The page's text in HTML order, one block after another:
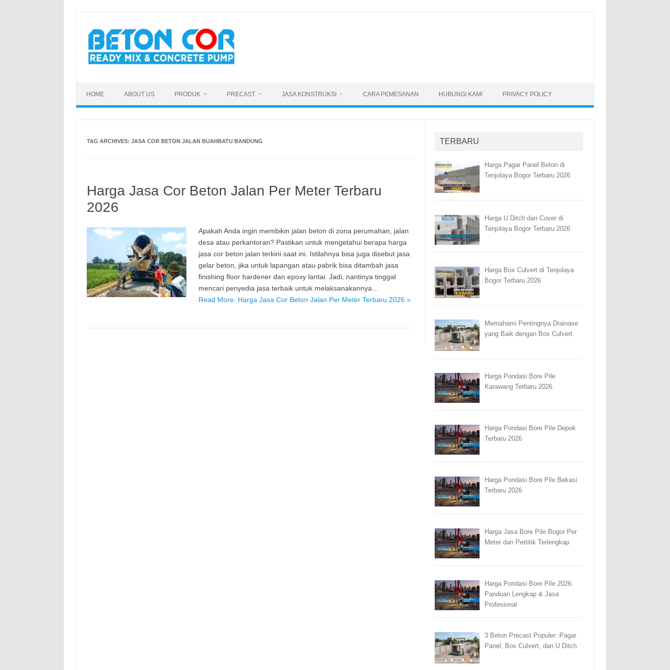
content
HOME ABOUT US PRODUK PRECAST JASA KONSTRUKSI CARA PEMESANAN HUBUNGI KAMI PRIVACY POLICY
TAG ARCHIVES: JASA COR BETON JALAN BUAHBATU BANDUNG
Harga Jasa Cor Beton Jalan Per Meter Terbaru
2026
Apakah Anda ingin membikin jalan beton di zona perumahan, jalan
desa atau perkantoran? Pastikan untuk mengetahui berapa harga
jasa cor beton jalan terkini saat ini. Istilahnya bisa juga disebut jasa
gelar beton, jika untuk lapangan atau pabrik bisa ditambah jasa
finishing floor hardener dan epoxy lantai. Jadi, nantinya tinggal
mencari penyedia jasa terbaik untuk melaksanakannya…
Read More: Harga Jasa Cor Beton Jalan Per Meter Terbaru 2026 »
TERBARU
Harga Pagar Panel Beton di
Tenjolaya Bogor Terbaru 2026
Harga U Ditch dan Cover di
Tenjolaya Bogor Terbaru 2026
Harga Box Culvert di Tenjolaya
Bogor Terbaru 2026
Memahami Pentingnya Drainase
yang Baik dengan Box Culvert
Harga Pondasi Bore Pile
Karawang Terbaru 2026
Harga Pondasi Bore Pile Depok
Terbaru 2026
Harga Pondasi Bore Pile Bekasi
Terbaru 2026
Harga Jasa Bore Pile Bogor Per
Meter dan Pertitik Terlengkap
Harga Pondasi Bore Pile 2026:
Panduan Lengkap & Jasa
Profesional
3 Beton Precast Populer: Pagar
Panel, Box Culvert, dan U Ditch